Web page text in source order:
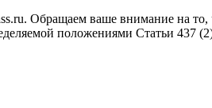
Обращаем ваше внимание на
положениями Статьи 437